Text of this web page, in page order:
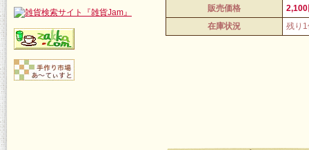
販売価格
2,100
在庫状況
残り